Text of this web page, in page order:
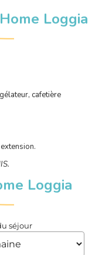
Loggia
cafetière
Loggia